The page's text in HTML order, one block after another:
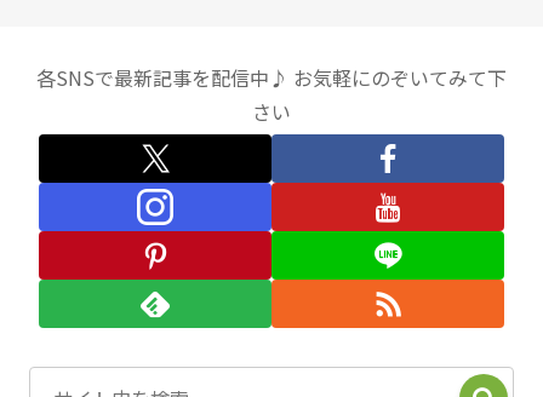
各SNSで最新記事を配信中♪ お気軽にのぞいてみて下
さい